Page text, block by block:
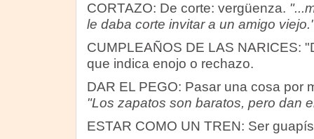
CORTAZO: De corte: vergüenza.
le daba corte invitar a un amigo
CUMPLEAÑOS DE LAS NARICES:
que indica enojo o rechazo.
DAR EL PEGO: Pasar una cosa por
"Los zapatos son baratos, pero dan
ESTAR COMO UN TREN: Ser